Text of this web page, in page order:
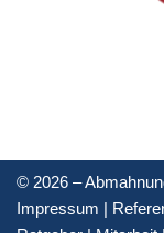
© 2026 –
Impressum |